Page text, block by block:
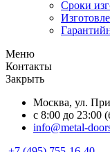
Сроки
Меню
Контакты
Закрыть
Москва, ул.
с 8:00 до 23:00
info@metal-